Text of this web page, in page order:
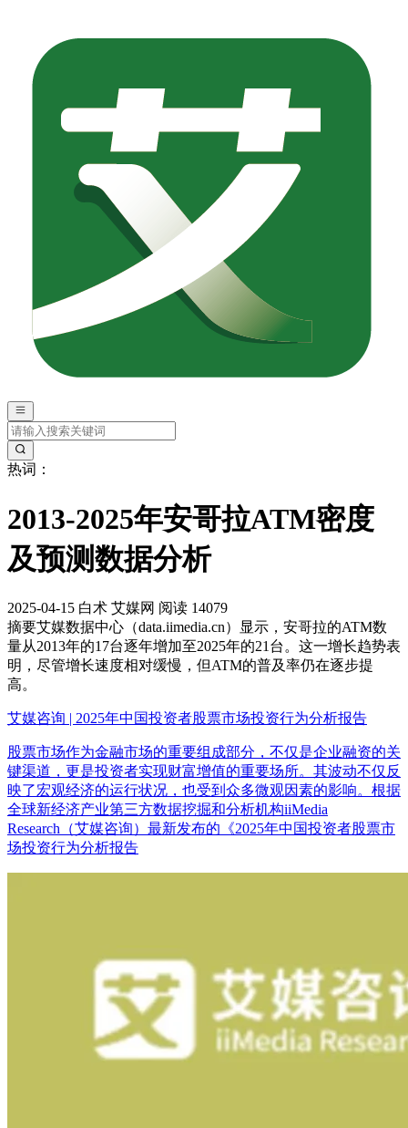
热词：
2013-2025年安哥拉ATM密度
及预测数据分析
2025-04-15 白术 艾媒网 阅读 14079
摘要艾媒数据中心（data.iimedia.cn）显示，安哥拉的ATM数
量从2013年的17台逐年增加至2025年的21台。这一增长趋势表
明，尽管增长速度相对缓慢，但ATM的普及率仍在逐步提
高。
艾媒咨询 | 2025年中国投资者股票市场投资行为分析报告
股票市场作为金融市场的重要组成部分，不仅是企业融资的关
键渠道，更是投资者实现财富增值的重要场所。其波动不仅反
映了宏观经济的运行状况，也受到众多微观因素的影响。根据
全球新经济产业第三方数据挖掘和分析机构iiMedia
Research（艾媒咨询）最新发布的《2025年中国投资者股票市
场投资行为分析报告